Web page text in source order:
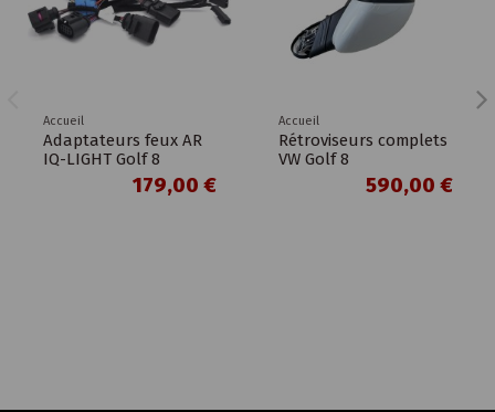
Accueil
Adaptateurs feux AR
IQ-LIGHT Golf 8
179,00 €
Accueil
Rétroviseurs complets
VW Golf 8
590,00 €